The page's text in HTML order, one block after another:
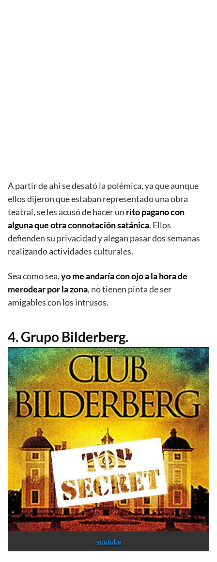
A partir de ahí se desató la polémica, ya que aunque
ellos dijeron que estaban representado una obra
teatral, se les acusó de hacer un rito pagano con
alguna que otra connotación satánica. Ellos
defienden su privacidad y alegan pasar dos semanas
realizando actividades culturales.
Sea como sea,yo me andaría con ojo a la hora de
merodear por la zona, no tienen pinta de ser
amigables con los intrusos.
4. Grupo Bilderberg.
youtube